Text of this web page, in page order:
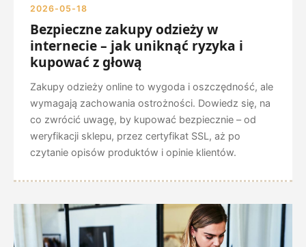
2026-05-18
Bezpieczne zakupy odzieży w
internecie – jak uniknąć ryzyka i
kupować z głową
Zakupy odzieży online to wygoda i oszczędność, ale
wymagają zachowania ostrożności. Dowiedz się, na
co zwrócić uwagę, by kupować bezpiecznie – od
weryfikacji sklepu, przez certyfikat SSL, aż po
czytanie opisów produktów i opinie klientów.